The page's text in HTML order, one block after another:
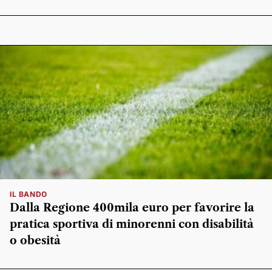
IL BANDO
Dalla Regione 400mila euro per favorire la
pratica sportiva di minorenni con disabilità
o obesità